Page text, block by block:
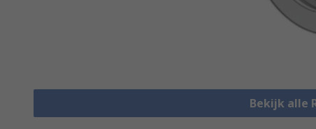
Bekijk alle